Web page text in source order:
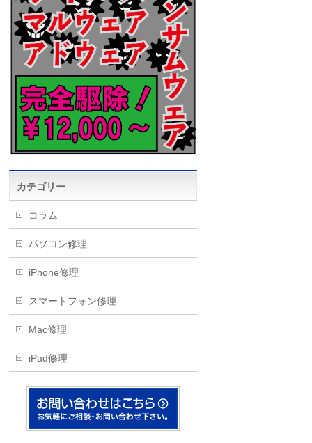
カテゴリー
コラム
パソコン修理
iPhone修理
スマートフォン修理
Mac修理
iPad修理